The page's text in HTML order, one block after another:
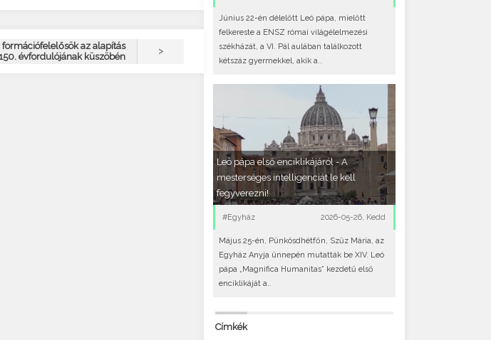
Június 22-én délelőtt Leó pápa, mielőtt
felkereste a ENSZ római világélelmezési
székházát, a VI. Pál aulában találkozott
kétszáz gyermekkel, akik a..
Leó pápa első enciklikájáról - A
mesterséges intelligenciát le kell
fegyverezni!
#Egyház 2026-05-26, Kedd
Május 25-én, Pünkösdhétfőn, Szűz Mária, az
Egyház Anyja ünnepén mutatták be XIV. Leó
pápa „Magnifica Humanitas” kezdetű első
enciklikáját a..
Címkék
az alapítás
150. évfordulójának küszöbén
>